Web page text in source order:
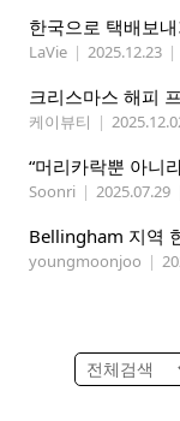
한국으로 택배보
LaVie | 2025.12.23 |
크리스마스 해피
케이뷰티 |
Soonri | 2025.07.29
Bellingham 지역
youngmoonjoo |